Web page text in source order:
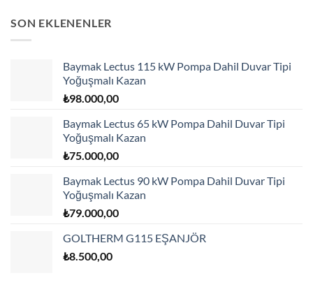
SON EKLENENLER
Baymak Lectus 115 kW Pompa Dahil Duvar Tipi
Yoğuşmalı Kazan
₺98.000,00
Baymak Lectus 65 kW Pompa Dahil Duvar Tipi
Yoğuşmalı Kazan
₺75.000,00
Baymak Lectus 90 kW Pompa Dahil Duvar Tipi
Yoğuşmalı Kazan
₺79.000,00
GOLTHERM G115 EŞANJÖR
₺8.500,00